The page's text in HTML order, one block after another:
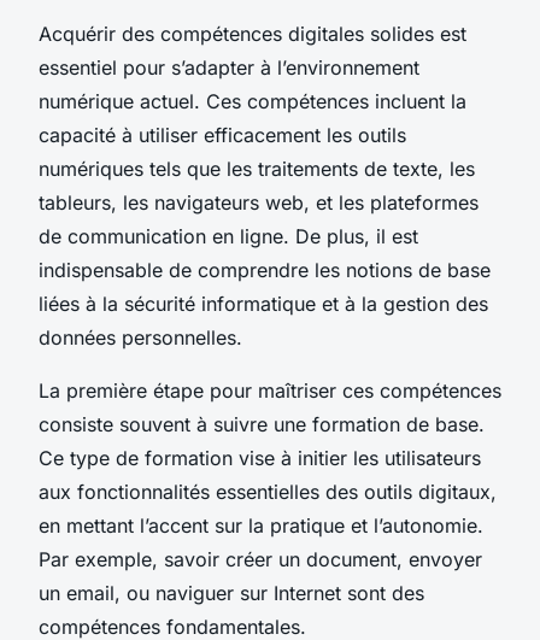
Acquérir des compétences digitales solides est
essentiel pour s’adapter à l’environnement
numérique actuel. Ces compétences incluent la
capacité à utiliser efficacement les outils
numériques tels que les traitements de texte, les
tableurs, les navigateurs web, et les plateformes
de communication en ligne. De plus, il est
indispensable de comprendre les notions de base
liées à la sécurité informatique et à la gestion des
données personnelles.
La première étape pour maîtriser ces compétences
consiste souvent à suivre une formation de base.
Ce type de formation vise à initier les utilisateurs
aux fonctionnalités essentielles des outils digitaux,
en mettant l’accent sur la pratique et l’autonomie.
Par exemple, savoir créer un document, envoyer
un email, ou naviguer sur Internet sont des
compétences fondamentales.